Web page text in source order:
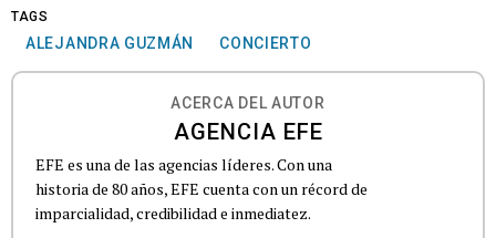
TAGS
ALEJANDRA GUZMÁN CONCIERTO
ACERCA DEL AUTOR
AGENCIA EFE
EFE es una de las agencias líderes. Con una
historia de 80 años, EFE cuenta con un récord de
imparcialidad, credibilidad e inmediatez.